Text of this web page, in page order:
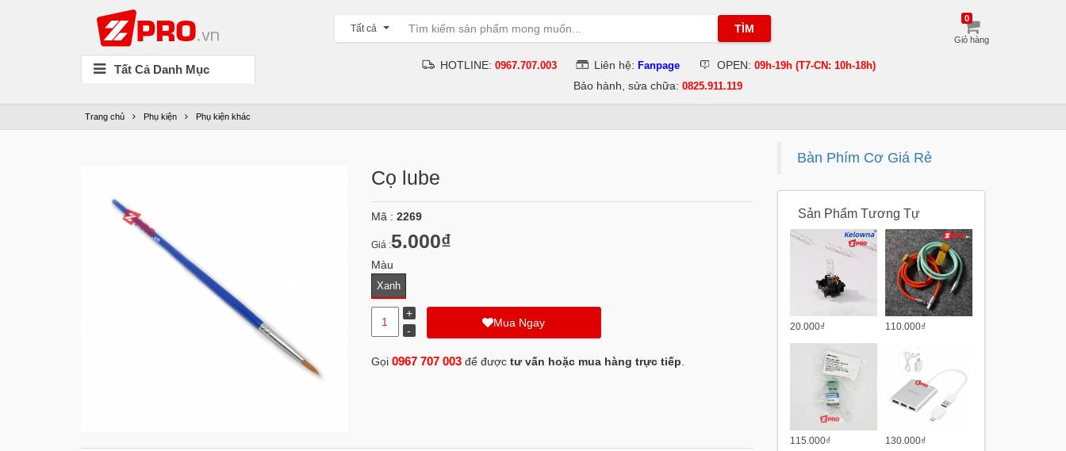
Tất cả TÌM
Giỏ hàng
0
Tất Cả Danh Mục HOTLINE:0967.707.003 Liên hệ:Fanpage OPEN:09h-19h (T7-CN: 10h-18h)
Bảo hành, sửa chữa:0825.911.119
Trang chủ Phụ kiện Phụ kiện khác
Cọ lube
Mã : 2269
Giá :5.000₫
Màu
Xanh
Mua Ngay
Gọi 0967 707 003để được tư vấn hoặc mua hàng trực tiếp
Bàn Phím Cơ Giá Rẻ
Sản Phẩm Tương Tự
20.000₫ 110.000₫
115.000₫ 130.000₫